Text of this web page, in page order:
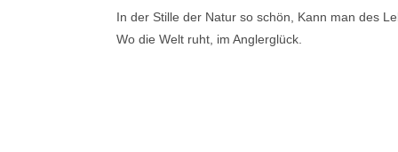
In der Stille der Natur so schön, Kann man des
Wo die Welt ruht, im Anglerglück.